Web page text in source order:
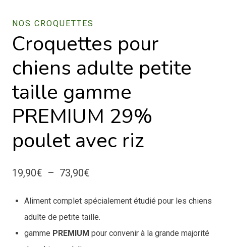
NOS CROQUETTES
Croquettes pour
chiens adulte petite
taille gamme
PREMIUM 29%
poulet avec riz
19,90€ – 73,90€
prix :
19,90€
Aliment complet spécialement étudié pour les chiens
adulte de petite taille.
gamme PREMIUM pour convenir à la grande majorité